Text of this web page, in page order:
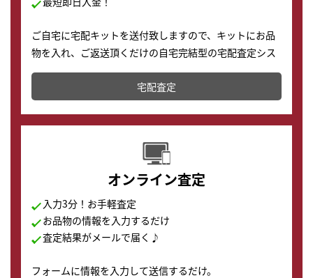
ご自宅に宅配キットを送付致しますので、キットにお品
物を入れ、ご返送頂くだけの自宅完結型の宅配査定シス
テムです。
配送でも簡単&安全に査定・買取に出すことが可能で
す。
宅配査定
オンライン査定
入力3分！お手軽査定
お品物の情報を入力するだけ
査定結果がメールで届く♪
フォームに情報を入力して送信するだけ。